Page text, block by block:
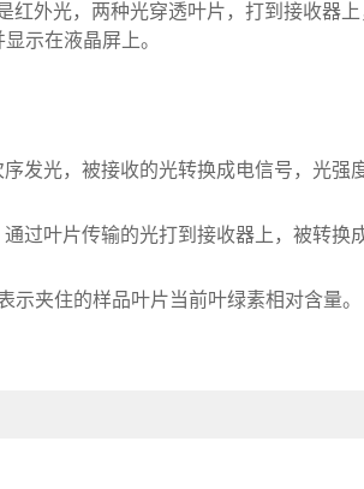
光，两种光穿透叶片，打到接收器
示在液晶屏上。
光，被接收的光转换成电信号，光强度
叶片传输的光打到接收器上，被转换
夹住的样品叶片当前叶绿素相对含量。